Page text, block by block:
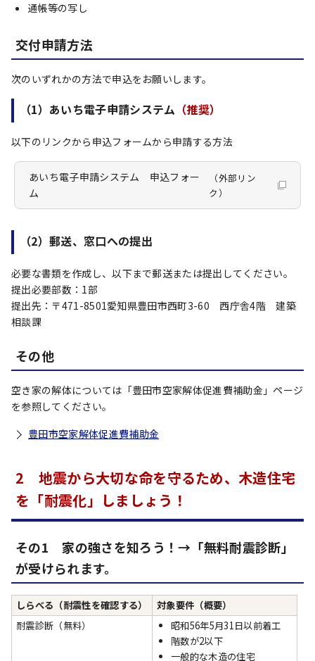
通帳等の写し
交付申請方法
次のいずれかの方法で申込をお願いします。
（1）あいち電子申請システム （推奨）
以下のリンクから申込フォームから申請する方法
あいち電子申請システム 申込フォー
ム
（外部リン
ク）
（2）郵送、窓口への提出
必要な書類を作成し、以下まで郵送または提出してください。
提出必要部数：1部
提出先：〒471-8501愛知県豊田市西町3-60 西庁舎4階 建築
相談課
その他
空き家の解体については「豊田市空家解体促進費補助金」ページ
を参照してください。
豊田市空家解体促進費補助金
2 地震から大切な命を守るため、木造住宅
を「耐震化」しましょう！
その1 家の強さを知ろう！→「無料耐震診断」
が受けられます。
しらべる（耐震性を確認する）
対象要件（概要）
耐震診断（無料）
昭和56年5月31日以前着工
階数が2以下
一般的な木造の住宅